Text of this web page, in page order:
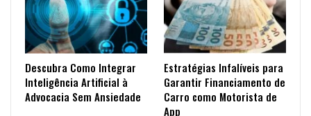
Descubra Como Integrar
Inteligência Artificial à
Advocacia Sem Ansiedade
Estratégias Infalíveis para
Garantir Financiamento de
Carro como Motorista de
App